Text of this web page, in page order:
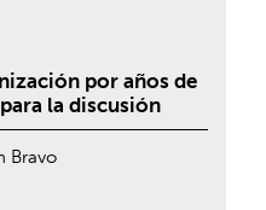
por años de
la discusión
Bravo